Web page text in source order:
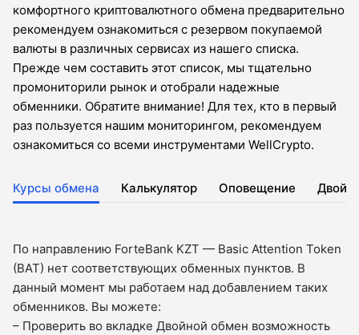
комфортного криптовалютного обмена предварительно
рекомендуем ознакомиться с резервом покупаемой
валюты в различных сервисах из нашего списка.
Прежде чем составить этот список, мы тщательно
промониторили рынок и отобрали надежные
обменники. Обратите внимание! Для тех, кто в первый
раз пользуется нашим мониторингом, рекомендуем
ознакомиться со всеми инструментами WellCrypto.
Курсы обмена Калькулятор Оповещение
По направлению ForteBank KZT — Basic Attention Token
(BAT) нет соответствующих обменных пунктов. В
данный момент мы работаем над добавлением таких
обменников. Вы можете:
– Проверить во вкладкe Двойной обмен возможность